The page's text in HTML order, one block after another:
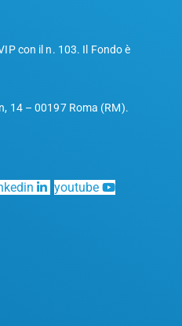
con il n. 103. Il Fondo è
14 – 00197 Roma (RM).
youtube